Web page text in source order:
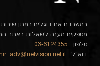
במשרדנו אנו דוגלים במתן
מספקים מענה לשאלות באתר
טלפון : 03-6124355
דוא"ל : nir_adv@netvision.net.il